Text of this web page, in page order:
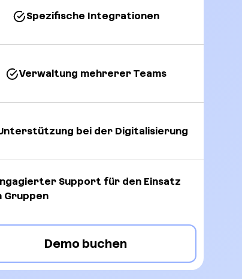
Spezifische Integrationen
Verwaltung mehrerer Teams
bei der Digitalisierung
Support für den Einsatz
Gruppen
Demo buchen